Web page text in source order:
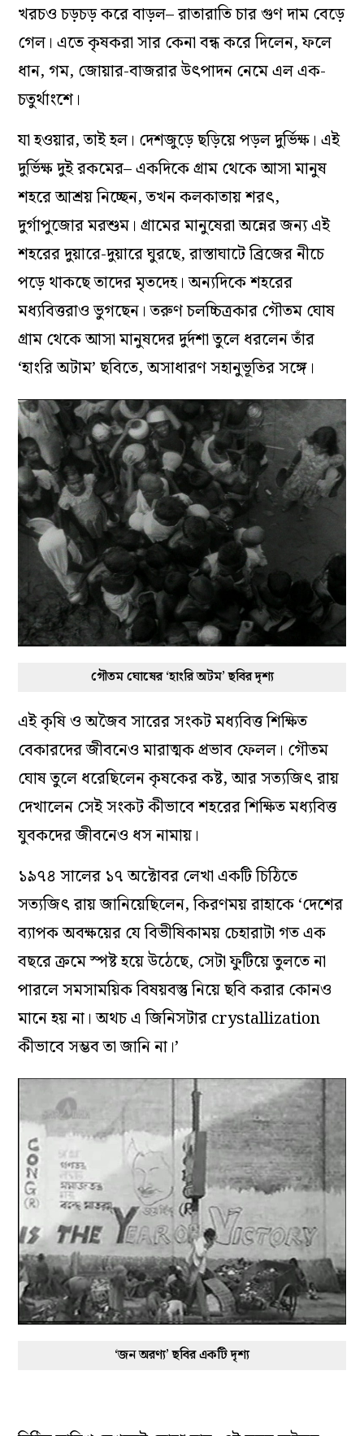
খরচও চড়চড় করে বাড়ল– রাতারাতি চার গুণ দাম বেড়ে
গেল। এতে কৃষকরা সার কেনা বন্ধ করে দিলেন, ফলে
ধান, গম, জোয়ার-বাজরার উৎপাদন নেমে এল এক-
চতুর্থাংশে।
যা হওয়ার, তাই হল। দেশজুড়ে ছড়িয়ে পড়ল দুর্ভিক্ষ। এই
দুর্ভিক্ষ দুই রকমের– একদিকে গ্রাম থেকে আসা মানুষ
শহরে আশ্রয় নিচ্ছেন, তখন কলকাতায় শরৎ,
দুর্গাপুজোর মরশুম। গ্রামের মানুষেরা অন্নের জন্য এই
শহরের দুয়ারে-দুয়ারে ঘুরছে, রাস্তাঘাটে ব্রিজের নীচে
পড়ে থাকছে তাদের মৃতদেহ। অন্যদিকে শহরের
মধ্যবিত্তরাও ভুগছেন। তরুণ চলচ্চিত্রকার গৌতম ঘোষ
গ্রাম থেকে আসা মানুষদের দুর্দশা তুলে ধরলেন তাঁর
‘হাংরি অটাম’ ছবিতে, অসাধারণ সহানুভূতির সঙ্গে।
গৌতম ঘোষের ‘হাংরি অটম’ ছবির দৃশ্য
এই কৃষি ও অজৈব সারের সংকট মধ্যবিত্ত শিক্ষিত
বেকারদের জীবনেও মারাত্মক প্রভাব ফেলল। গৌতম
ঘোষ তুলে ধরেছিলেন কৃষকের কষ্ট, আর সত্যজিৎ রায়
দেখালেন সেই সংকট কীভাবে শহরের শিক্ষিত মধ্যবিত্ত
যুবকদের জীবনেও ধস নামায়।
১৯৭৪ সালের ১৭ অক্টোবর লেখা একটি চিঠিতে
সত্যজিৎ রায় জানিয়েছিলেন, কিরণময় রাহাকে ‘দেশের
ব্যাপক অবক্ষয়ের যে বিভীষিকাময় চেহারাটা গত এক
বছরে ক্রমে স্পষ্ট হয়ে উঠেছে, সেটা ফুটিয়ে তুলতে না
পারলে সমসাময়িক বিষয়বস্তু নিয়ে ছবি করার কোনও
মানে হয় না। অথচ এ জিনিসটার crystallization
কীভাবে সম্ভব তা জানি না।’
‘জন অরণ্য’ ছবির একটি দৃশ্য